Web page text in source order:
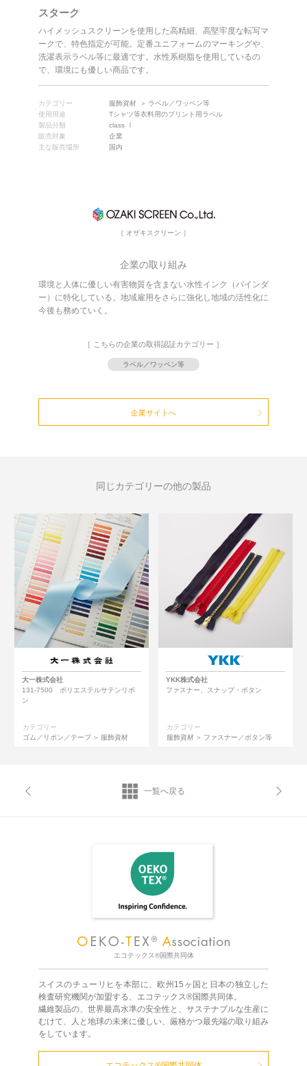
スターク
ハイメッシュスクリーンを使用した高精細、高堅牢度な転写マ
ークで、特色指定が可能。定番ユニフォームのマーキングや、
洗濯表示ラベル等に最適です。水性系樹脂を使用しているの
で、環境にも優しい商品です。
カテゴリー 服飾資材
ラベル／ワッペン等
使用用途
Tシャツ等衣料用のプリント用ラベル
製品分類
class Ⅰ
販売対象
企業
主な販売場所
国内
［ オザキスクリーン ］
企業の取り組み
環境と人体に優しい有害物質を含まない水性インク（バインダ
ー）に特化している。地域雇用をさらに強化し地域の活性化に
今後も務めていく。
［ こちらの企業の取得認証カテゴリー ］
ラベル／ワッペン等
企業サイトへ
同じカテゴリーの他の製品
大一株式会社
131-7500 ポリエステルサテンリボ
ン
カテゴリー
ゴム／リボン／テープ
服飾資材
YKK株式会社
ファスナー、スナップ・ボタン
カテゴリー
服飾資材
ファスナー／ボタン等
一覧へ戻る
エコテックス®国際共同体
スイスのチューリヒを本部に、欧州15ヶ国と日本の独立した
検査研究機関が加盟する、エコテックス®国際共同体。
繊維製品の、世界最高水準の安全性と、サステナブルな生産に
むけて、人と地球の未来に優しい、厳格かつ最先端の取り組み
をしています。